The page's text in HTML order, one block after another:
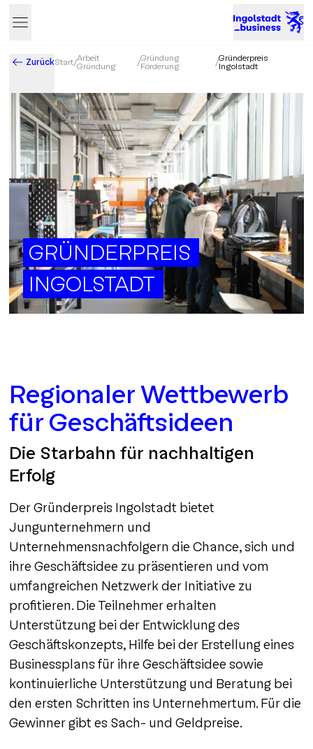
ZurückStart/Arbeit
Gründung
/Gründung
Förderung
/Gründerpreis
Ingolstadt
Business & Innovation in Ingolstadt – Der Standort mit
GRÜNDERPREIS
INGOLSTADT
Regionaler Wettbewerb
für Geschäftsideen
Die Starbahn für nachhaltigen
Erfolg
Der Gründerpreis Ingolstadt bietet
Jungunternehmern und
Unternehmensnachfolgern die Chance, sich und
ihre Geschäftsidee zu präsentieren und vom
umfangreichen Netzwerk der Initiative zu
profitieren. Die Teilnehmer erhalten
Unterstützung bei der Entwicklung des
Geschäftskonzepts, Hilfe bei der Erstellung eines
Businessplans für ihre Geschäftsidee sowie
kontinuierliche Unterstützung und Beratung bei
den ersten Schritten ins Unternehmertum. Für die
Gewinner gibt es Sach- und Geldpreise.